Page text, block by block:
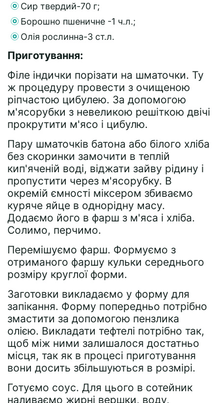
Сир твердий-70 г;
Борошно пшеничне -1 ч.л.;
Олія рослинна-3 ст.л.
Приготування:
Філе індички порізати на шматочки. Ту
ж процедуру провести з очищеною
ріпчастою цибулею. За допомогою
м'ясорубки з невеликою решіткою двічі
прокрутити м'ясо і цибулю.
Пару шматочків батона або білого хліба
без скоринки замочити в теплій
кип'яченій воді, віджати зайву рідину і
пропустити через м'ясорубку. В
окремій ємності міксером збиваємо
куряче яйце в однорідну масу.
Додаємо його в фарш з м'яса і хліба.
Солимо, перчимо.
Перемішуємо фарш. Формуємо з
отриманого фаршу кульки середнього
розміру круглої форми.
Заготовки викладаємо у форму для
запікання. Форму попередньо потрібно
змастити за допомогою пензлика
олією. Викладати тефтелі потрібно так,
щоб між ними залишалося достатньо
місця, так як в процесі приготування
вони досить збільшуються в розмірі.
Готуємо соус. Для цього в сотейник
наливаємо жирні вершки, воду,